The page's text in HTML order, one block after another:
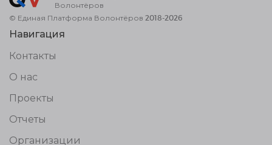
Волонтёров
© Единая Платформа Волонтёров 2018-2026
Навигация
Контакты
О нас
Проекты
Отчеты
Организации